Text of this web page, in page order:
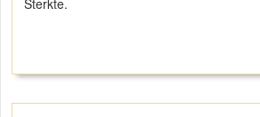
Sterkte.